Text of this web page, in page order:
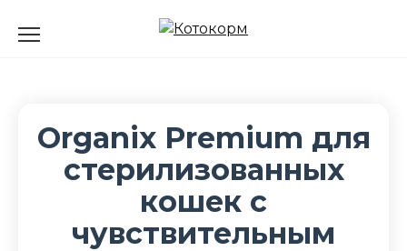
Organix Premium для
стерилизованных
кошек с
чувствительным